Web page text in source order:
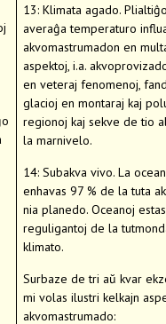
13: Klimata agado.
averaĝa temperaturo
akvomastrumadon en
aspektoj, i.a.
en veteraj fenomenoj,
glacioj en montaraj kaj
regionoj kaj sekve de tio
la marnivelo.
14: Subakva vivo. La
enhavas 97 % de la tuta
nia planedo. Oceanoj
reguligantoj de la
klimato.
Surbaze de tri aŭ kvar
mi volas ilustri kelkajn
akvomastrumado: